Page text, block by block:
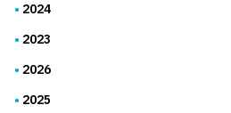
2024
2023
2026
2025